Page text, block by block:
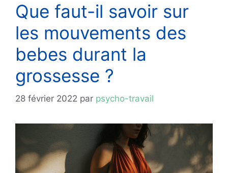
Que faut-il savoir sur
les mouvements des
bebes durant la
grossesse ?
28 février 2022 par psycho-travail